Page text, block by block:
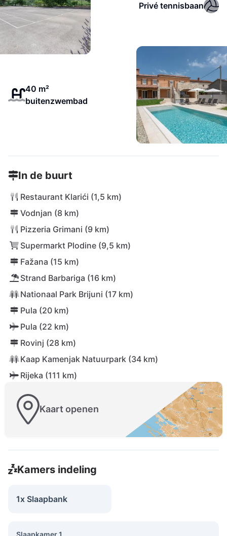
Privé tennisbaan
40 m²
buitenzwembad
In de buurt
Restaurant Klarići (1,5 km)
Vodnjan (8 km)
Pizzeria Grimani (9 km)
Supermarkt Plodine (9,5 km)
Fažana (15 km)
Strand Barbariga (16 km)
Nationaal Park Brijuni (17 km)
Pula (20 km)
Pula (22 km)
Rovinj (28 km)
Kaap Kamenjak Natuurpark (34 km)
Rijeka (111 km)
Kaart openen
Kamers indeling
1x Slaapbank
Slaapkamer 1